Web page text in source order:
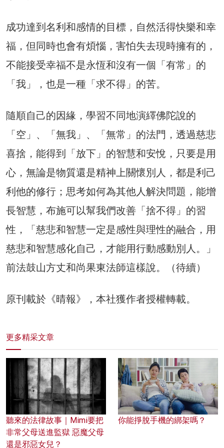
成功達到名利和感情的目標，自然活得快樂和幸
福，但同時也會有煩惱，害怕失去現時擁有的，
不能接受幸福不是永恆和沒有一個「有常」的
「我」，也是一種「求不得」的苦。
隨順自己的因緣，學習不同地演繹佛陀說的
「空」、「無我」、「無常」的法門，透過慈悲
喜捨，能得到「放下」的智慧和安悅，只要是用
心，無論是物質還是精神上關懷別人，都是利己
利他的修行；思考如何為其他人解決問題，能增
長智慧，布施可以幫我們改善「捨不得」的習
性，「慈悲和智慧一定是感性與理性的融合，用
慈悲和智慧感化自己，才能用行動感動別人。」
前法鼓山方丈和尚果東法師這樣說。（待續）
原刊載於《晴報》，本社獲作者授權轉載。
更多精采文章
聽來的法律故事｜Mimi要把
非常父母送進監獄 惡魔父母
還是邪惡女兒？
你能掙脫手機的綁架嗎？